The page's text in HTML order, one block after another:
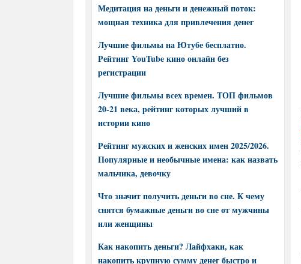
Медитация на деньги и денежный поток:
мощная техника для привлечения денег
Лучшие фильмы на Ютубе бесплатно.
Рейтинг YouTube кино онлайн без
регистрации
Лучшие фильмы всех времен. ТОП фильмов
20-21 века, рейтинг которых лучший в
истории кино
Рейтинг мужских и женских имен 2025/2026.
Популярные и необычные имена: как назвать
мальчика, девочку
Что значит получить деньги во сне. К чему
снятся бумажные деньги во сне от мужчины
или женщины
Как накопить деньги? Лайфхаки, как
накопить крупную сумму денег быстро и